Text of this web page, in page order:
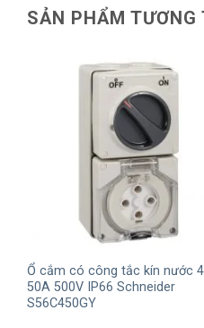
SẢN PHẨM TƯƠNG
Ổ cắm có công tắc kín nước
50A 500V IP66 Schneider
S56C450GY